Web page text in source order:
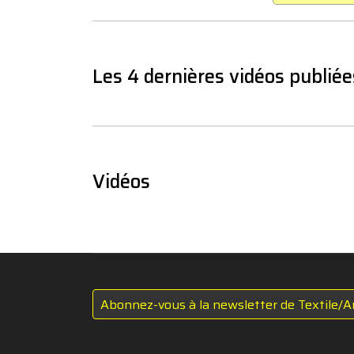
Les 4 dernières vidéos
Vidéos
Abonnez-vous à la newsletter de Textile/